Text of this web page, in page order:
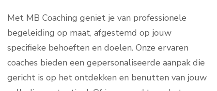
Met MB Coaching geniet je van professionele
begeleiding op maat, afgestemd op jouw
specifieke behoeften en doelen. Onze ervaren
coaches bieden een gepersonaliseerde aanpak die
gericht is op het ontdekken en benutten van jouw